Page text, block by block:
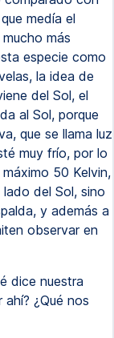
medía el
más
especie como
la idea de
del Sol, el
al Sol, porque
que se llama luz
muy frío, por lo
50 Kelvin,
del Sol, sino
y además a
observar en
dice nuestra
¿Qué nos